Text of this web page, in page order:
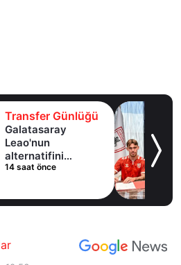
Transfer Günlüğü
Galatasaray
Leao'nun
alternatifini
Arsenal'de buldu
14 saat önce